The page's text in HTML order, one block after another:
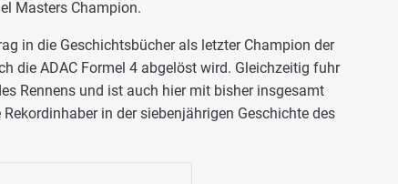
Masters Champion.
in die Geschichtsbücher als letzter Champion der
die ADAC Formel 4 abgelöst wird. Gleichzeitig fuhr
Rennens und ist auch hier mit bisher insgesamt
in der siebenjährigen Geschichte des